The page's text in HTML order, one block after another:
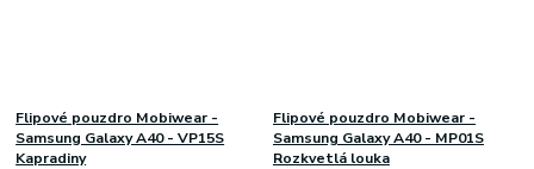
Flipové pouzdro Mobiwear -
Samsung Galaxy A40 - VP15S
Kapradiny
Flipové pouzdro Mobiwear -
Samsung Galaxy A40 - MP01S
Rozkvetlá louka